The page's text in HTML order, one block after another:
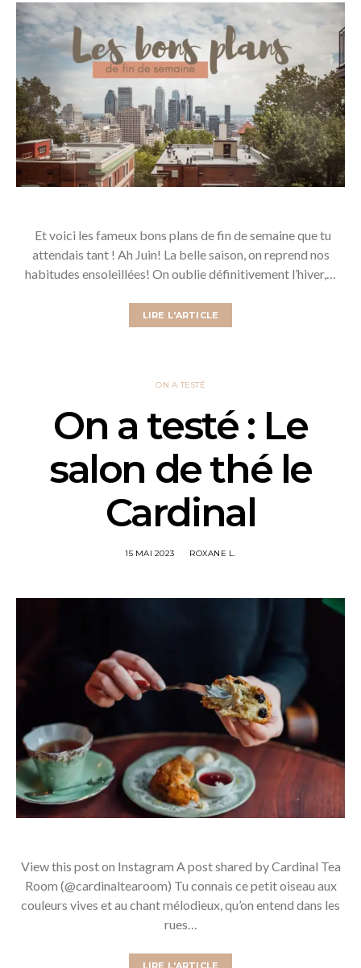
Et voici les fameux bons plans de fin de semaine que tu
attendais tant ! Ah Juin! La belle saison, on reprend nos
habitudes ensoleillées! On oublie définitivement l’hiver,…
LIRE L'ARTICLE
ON A TESTÉ
On a testé : Le
salon de thé le
Cardinal
15 MAI 2023 ROXANE L.
View this post on Instagram A post shared by Cardinal Tea
Room (@cardinaltearoom) Tu connais ce petit oiseau aux
couleurs vives et au chant mélodieux, qu’on entend dans les
rues…
LIRE L'ARTICLE